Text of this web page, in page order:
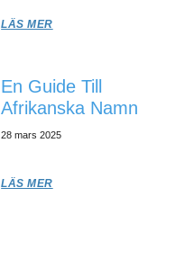
LÄS MER
En Guide Till
Afrikanska Namn
28 mars 2025
LÄS MER